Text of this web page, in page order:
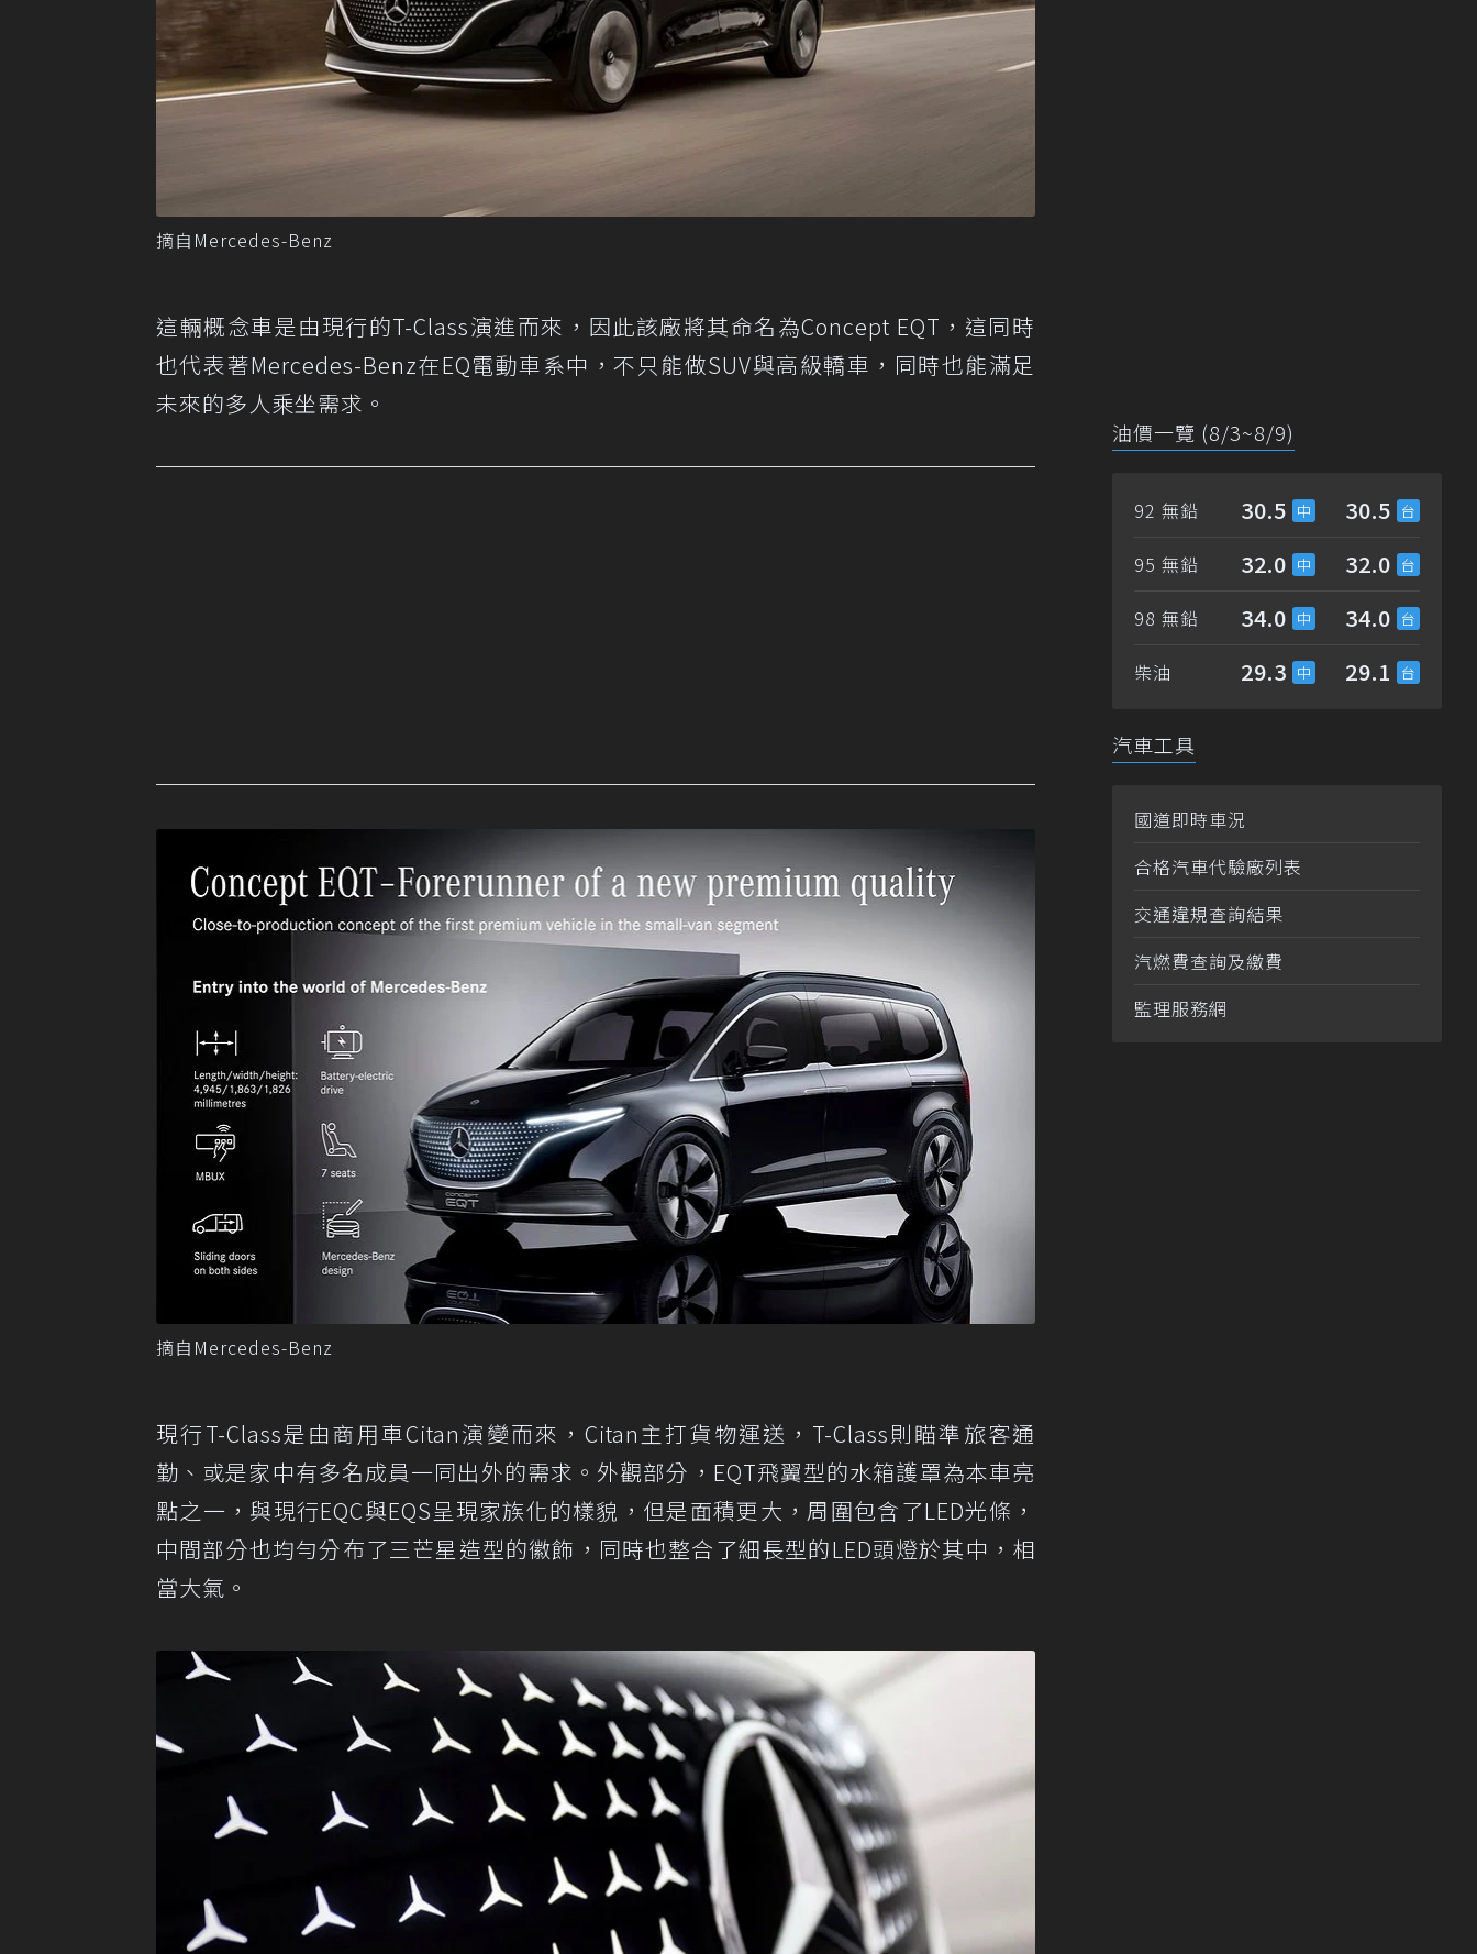
摘自Mercedes-Benz
這輛概念車是由現行的T-Class演進而來，因此該廠將其命名為Concept EQT，這同時
也代表著Mercedes-Benz在EQ電動車系中，不只能做SUV與高級轎車，同時也能滿足
未來的多人乘坐需求。
摘自Mercedes-Benz
現行T-Class是由商用車Citan演變而來，Citan主打貨物運送，T-Class則瞄準旅客通
勤、或是家中有多名成員一同出外的需求。外觀部分，EQT飛翼型的水箱護罩為本車亮
點之一，與現行EQC與EQS呈現家族化的樣貌，但是面積更大，周圍包含了LED光條，
中間部分也均勻分布了三芒星造型的徽飾，同時也整合了細長型的LED頭燈於其中，相
當大氣。
油價一覽 (8/3~8/9)
92 無鉛 30.5 30.5
95 無鉛 32.0 32.0
98 無鉛 34.0 34.0
柴油 29.3 29.1
汽車工具
國道即時車況
合格汽車代驗廠列表
交通違規查詢結果
汽燃費查詢及繳費
監理服務網